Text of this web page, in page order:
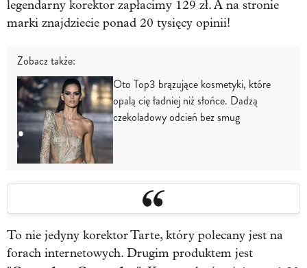
legendarny korektor zapłacimy 129 zł. A na stronie
marki znajdziecie ponad 20 tysięcy opinii!
Zobacz także:
Oto Top3 brązujące kosmetyki, które
opalą cię ładniej niż słońce. Dadzą
czekoladowy odcień bez smug
To nie jedyny korektor Tarte, który polecany jest na
forach internetowych. Drugim produktem jest